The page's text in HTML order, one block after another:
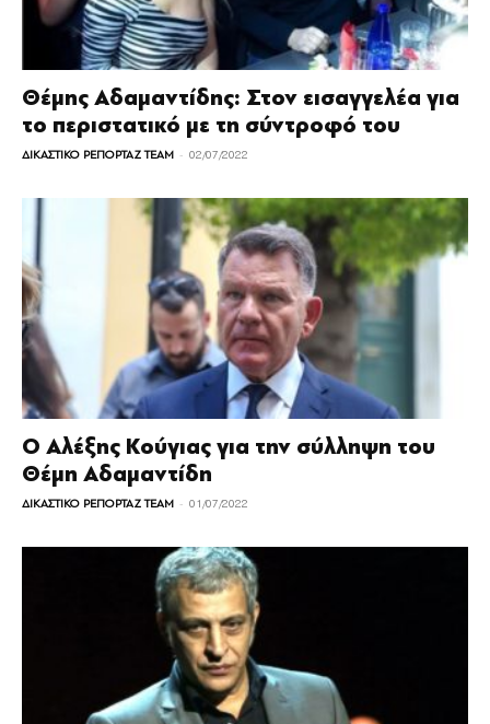
Θέμης Αδαμαντίδης: Στον εισαγγελέα για
το περιστατικό με τη σύντροφό του
ΔΙΚΑΣΤΙΚΟ ΡΕΠΟΡΤΑΖ TEAM - 02/07/2022
Ο Αλέξης Κούγιας για την σύλληψη του
Θέμη Αδαμαντίδη
ΔΙΚΑΣΤΙΚΟ ΡΕΠΟΡΤΑΖ TEAM - 01/07/2022